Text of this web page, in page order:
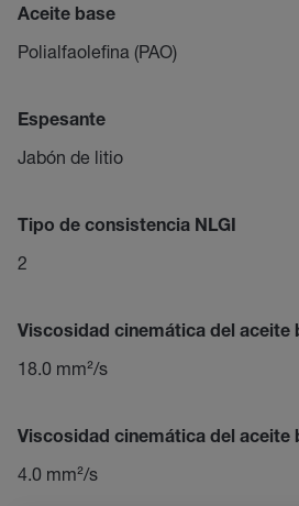
Aceite base
Polialfaolefina (PAO)
Espesante
Jabón de litio
Tipo de consistencia NLGI
2
Viscosidad cinemática del aceite
18.0 mm²/s
Viscosidad cinemática del aceite
4.0 mm²/s